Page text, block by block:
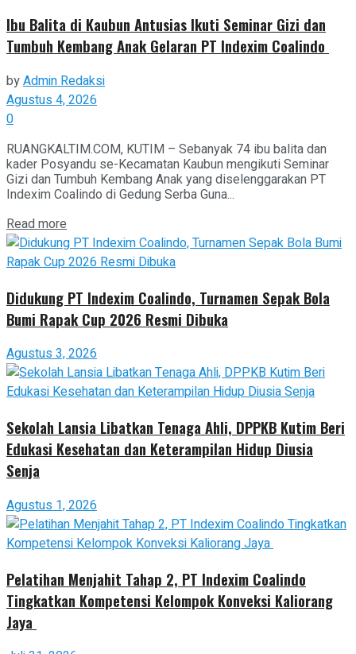
Ibu Balita di Kaubun Antusias Ikuti Seminar Gizi dan
Tumbuh Kembang Anak Gelaran PT Indexim Coalindo
byAdmin Redaksi
Agustus 4, 2026
0
RUANGKALTIM.COM, KUTIM – Sebanyak 74 ibu balita dan
kader Posyandu se-Kecamatan Kaubun mengikuti Seminar
Gizi dan Tumbuh Kembang Anak yang diselenggarakan PT
Indexim Coalindo di Gedung Serba Guna...
Read more
Didukung PT Indexim Coalindo, Turnamen Sepak Bola
Bumi Rapak Cup 2026 Resmi Dibuka
Agustus 3, 2026
Sekolah Lansia Libatkan Tenaga Ahli, DPPKB Kutim Beri
Edukasi Kesehatan dan Keterampilan Hidup Diusia
Senja
Agustus 1, 2026
Pelatihan Menjahit Tahap 2, PT Indexim Coalindo
Tingkatkan Kompetensi Kelompok Konveksi Kaliorang
Jaya